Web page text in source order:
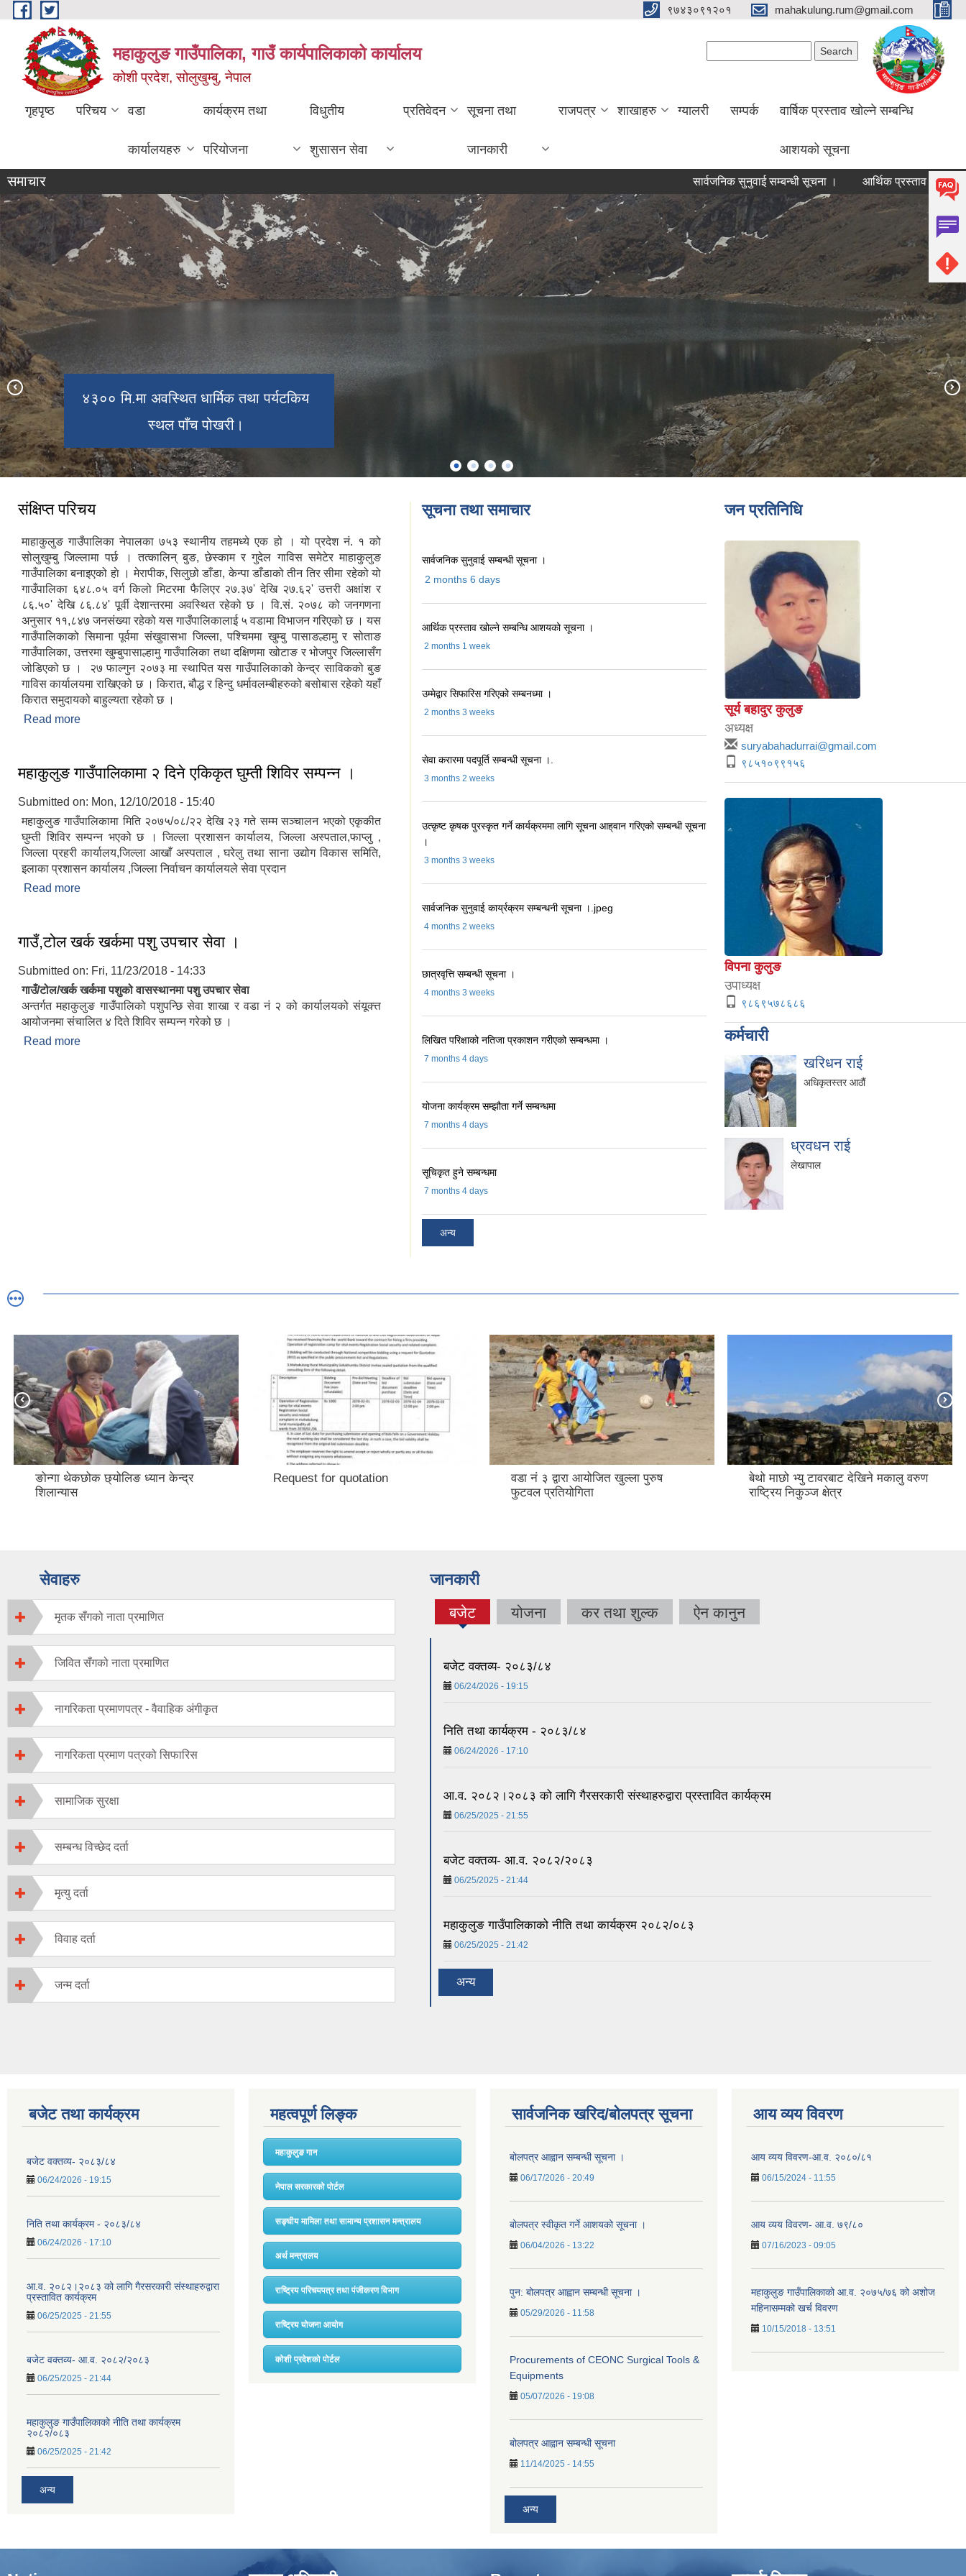
Skip to main content ९७४३०९१२०१ mahakulung.rum@gmail.com
महाकुलुङ गाउँपालिका, गाउँ कार्यपालिकाको कार्यालय
कोशी प्रदेश, सोलुखुम्बु, नेपाल
गृहपृष्ठ परिचय वडा
कार्यालयहरु
कार्यक्रम तथा
परियोजना
विधुतीय
शुसासन सेवा
प्रतिवेदन सूचना तथा
जानकारी
राजपत्र शाखाहरु ग्यालरी सम्पर्क वार्षिक प्रस्ताव खोल्ने सम्बन्धि
आशयको सूचना
समाचार सार्वजनिक सुनुवाई सम्बन्धी सूचना । आर्थिक प्रस्ताव खोल्ने सम्बन्धि
४३०० मि.मा अवस्थित धार्मिक तथा पर्यटकिय
स्थल पाँच पोखरी।
बेथो माछो भ्यू टावर बाट देखिने मकालु वरुण
राष्ट्रिय निकुञ्य क्षेत्र।
थेकछोक छोलिङ गुम्बा - खिरौले
साङ्ग छोलिङ गुम्बा- चेरेम ।
संक्षिप्त परिचय
माहाकुलुङ गाउँपालिका नेपालका ७५३ स्थानीय तहमध्ये एक हो । यो प्रदेश नं‍. १ को
सोलुखुम्बु जिल्लामा पर्छ । तत्कालिन् बुङ, छेस्काम र गुदेल गाविस समेटेर माहाकुलुङ
गाउँपालिका बनाइएको हाे । मेरापीक, सिलुछो डाँडा, केन्पा डाँडाको तीन तिर सीमा रहेको यो
गाउँपालिका ६४८.०५ वर्ग किलो मिटरमा फैलिएर २७‌.३७' देखि २७‌.६२' उत्तरी अक्षांश र
८६.५०' देखि ८६.८४' पूर्वी देशान्तरमा अवस्थित रहेको छ । वि.सं. २०७८ को जनगणना
अनुसार ११,८४७ जनसंख्या रहेको यस गाउँपालिकालाई ५ वडामा विभाजन गरिएको छ । यस
गाउँपालिकाको सिमाना पूर्वमा संखुवासभा जिल्ला, पश्चिममा खुम्बु पासाङल्हामु र सोताङ
गाउँपालिका, उत्तरमा खुम्बुपासाल्हामु गाउँपालिका तथा दक्षिणमा खोटाङ र भोजपुर जिल्लासँग
जोडिएको छ । २७ फाल्गुन २०७३ मा स्थापित यस गाउँपालिकाको केन्द्र साविकको बुङ
गाविस कार्यालयमा राखिएको छ । किरात, बौद्ध र हिन्दु धर्मावलम्बीहरुको बसोबास रहेको यहाँ
किरात समुदायको बाहुल्यता रहेको छ ।
Read more
महाकुलुङ गाउँपालिकामा २ दिने एकिकृत घुम्ती शिविर सम्‍पन्न ।
Submitted on: Mon, 12/10/2018 - 15:40
महाकुलुङ गाउँपालिकामा मिति २०७५/०८/२२ देखि २३ गते सम्म सञ्चालन भएको एकृकीत
घुम्ती शिविर सम्पन्न भएको छ । जिल्ला प्रशासन कार्यालय, जिल्ला अस्पताल,फाप्लु ,
जिल्ला प्रहरी कार्यालय,जिल्ला आखाँ अस्पताल , घरेलु तथा साना उद्योग विकास समिति,
इलाका प्रशासन कार्यालय ,जिल्ला निर्वाचन कार्यालयले सेवा प्रदान
Read more
गाउँ,टोल खर्क खर्कमा पशु उपचार सेवा ।
Submitted on: Fri, 11/23/2018 - 14:33
गाउँ/टोल/खर्क खर्कमा पशुको वासस्थानमा पशु उपचार सेवा
अन्तर्गत महाकुलुङ गाउँपालिको पशुपन्छि सेवा शाखा र वडा नं २ को कार्यालयको संयूक्त्त
आयोजनमा संचालित ४ दिते शिविर सम्पन्न गरेको छ ।
Read more
सूचना तथा समाचार
सार्वजनिक सुनुवाई सम्बन्धी सूचना ।
2 months 6 days
आर्थिक प्रस्ताव खोल्ने सम्बन्धि आशयको सूचना ।
2 months 1 week
उम्मेद्वार सिफारिस गरिएको सम्बनध्मा ।
2 months 3 weeks
सेवा करारमा पदपूर्ति सम्बन्धी सूचना ।.
3 months 2 weeks
उत्कृष्ट कृषक पुरस्कृत गर्ने कार्यक्रममा लागि सूचना आह्‌वान गरिएको सम्बन्धी सूचना
।
3 months 3 weeks
सार्वजनिक सुनुवाई कार्य्रक्रम सम्बन्धनी सूचना ।.jpeg
4 months 2 weeks
छात्रवृत्ति सम्बन्धी सूचना ।
4 months 3 weeks
लिखित परिक्षाको नतिजा प्रकाशन गरीएको सम्बन्धमा ।
7 months 4 days
योजना कार्यक्रम सम्झौता गर्ने सम्बन्धमा
7 months 4 days
सूचिकृत हुने सम्बन्धमा
7 months 4 days
अन्य
जन प्रतिनिधि
सूर्य बहादुर कुलुङ
अध्यक्ष
suryabahadurrai@gmail.com
९८५१०९९१५६
विपना कुलुङ
उपाध्यक्ष
९८६९५७८६८६
कर्मचारी
खरिधन राई
अधिकृतस्तर आठौं
ध्रवधन राई
लेखापाल
ङोन्गा थेकछोक छ्योलिङ ध्यान केन्द्र
शिलान्यास
Request for quotation
वडा नं ३ द्वारा आयोजित खुल्ला पुरुष
फुटवल प्रतियोगिता
बेथो माछो भ्यु टावरबाट देखिने मकालु वरुण
राष्ट्रिय निकुञ्ज क्षेत्र
सेवाहरु
मृतक सँगको नाता प्रमाणित
जिवित सँगको नाता प्रमाणित
नागरिकता प्रमाणपत्र - वैवाहिक अंगीकृत
नागरिकता प्रमाण पत्रको सिफारिस
सामाजिक सुरक्षा
सम्बन्ध विच्छेद दर्ता
मृत्यु दर्ता
विवाह दर्ता
जन्म दर्ता
जानकारी
बजेट
(active
योजना कर तथा शुल्क ऐन कानुन
बजेट वक्तव्य- २०८३/८४
06/24/2026 - 19:15
निति तथा कार्यक्रम - २०८३/८४
06/24/2026 - 17:10
आ.व. २०८२।२०८३ को लागि गैरसरकारी संस्थाहरुद्वारा प्रस्तावित कार्यक्रम
06/25/2025 - 21:55
बजेट वक्तव्य- आ.व. २०८२/२०८३
06/25/2025 - 21:44
महाकुलुङ गाउँपालिकाको नीति तथा कार्यक्रम २०८२/०८३
06/25/2025 - 21:42
अन्य
बजेट तथा कार्यक्रम
बजेट वक्तव्य- २०८३/८४
06/24/2026 - 19:15
निति तथा कार्यक्रम - २०८३/८४
06/24/2026 - 17:10
आ.व. २०८२।२०८३ को लागि गैरसरकारी संस्थाहरुद्वारा
प्रस्तावित कार्यक्रम
06/25/2025 - 21:55
बजेट वक्तव्य- आ.व. २०८२/२०८३
06/25/2025 - 21:44
महाकुलुङ गाउँपालिकाको नीति तथा कार्यक्रम
२०८२/०८३
06/25/2025 - 21:42
अन्य
महत्वपूर्ण लिङ्क
महाकुलुङ गान
नेपाल सरकारको पोर्टल
सङ्घीय मामिला तथा सामान्य प्रशासन मन्त्रालय
अर्थ मन्त्रालय
राष्ट्रिय परिचयपत्र तथा पंजीकरण विभाग
राष्ट्रिय योजना आयोग
कोशी प्रदेशको पोर्टल
सार्वजनिक खरिद/बोलपत्र सूचना
बोलपत्र आह्वान सम्बन्धी सूचना ।
06/17/2026 - 20:49
बोलपत्र स्वीकृत गर्ने आशयको सूचना ।
06/04/2026 - 13:22
पुन: बोलपत्र आह्वान सम्बन्धी सूचना ।
05/29/2026 - 11:58
Procurements of CEONC Surgical Tools &
Equipments
05/07/2026 - 19:08
बोलपत्र आह्वान सम्बन्धी सूचना
11/14/2025 - 14:55
अन्य
आय व्यय विवरण
आय व्यय विवरण-आ.व. २०८०/८१
06/15/2024 - 11:55
आय व्यय विवरण- आ.व. ७९/८०
07/16/2023 - 09:05
महाकुलुङ गाउँपालिकाको आ.व. २०७५/७६ को अशोज
महिनासम्मको खर्च विवरण
10/15/2018 - 13:51